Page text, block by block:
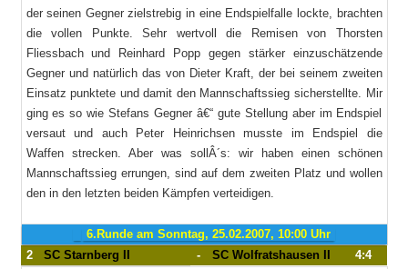
der seinen Gegner zielstrebig in eine Endspielfalle lockte, brachten
die vollen Punkte. Sehr wertvoll die Remisen von Thorsten
Fliessbach und Reinhard Popp gegen stärker einzuschätzende
Gegner und natürlich das von Dieter Kraft, der bei seinem zweiten
Einsatz punktete und damit den Mannschaftssieg sicherstellte. Mir
ging es so wie Stefans Gegner â€“ gute Stellung aber im Endspiel
versaut und auch Peter Heinrichsen musste im Endspiel die
Waffen strecken. Aber was sollÂ´s: wir haben einen schönen
Mannschaftssieg errungen, sind auf dem zweiten Platz und wollen
den in den letzten beiden Kämpfen verteidigen.
6.Runde am Sonntag, 25.02.2007, 10:00 Uhr
2
SC Starnberg II - SC Wolfratshausen II 4:4